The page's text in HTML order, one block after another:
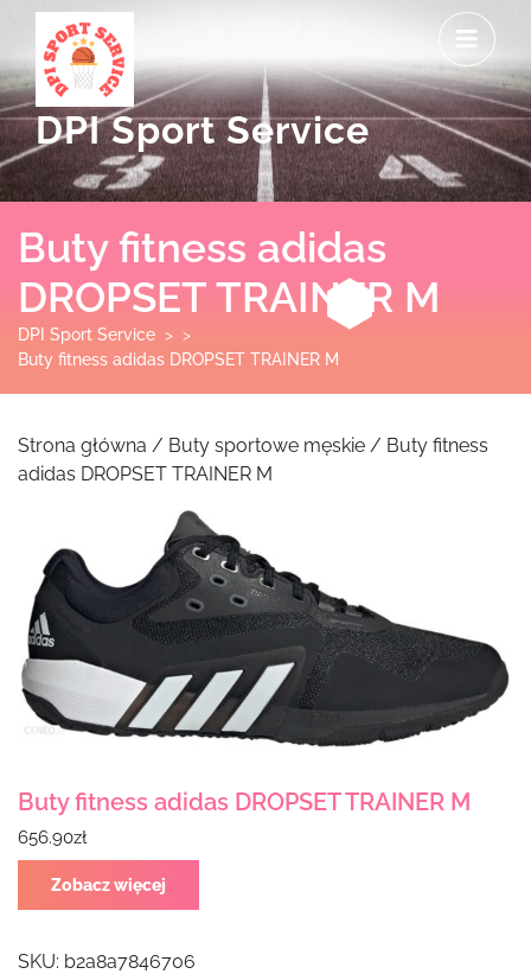
content
DPI Sport Service
Buty fitness adidas
DROPSET TRAINER M
DPI Sport Service > >
Buty fitness adidas DROPSET TRAINER M
Strona główna / Buty sportowe męskie / Buty fitness
adidas DROPSET TRAINER M
Buty fitness adidas DROPSET TRAINER M
656.90zł
Zobacz więcej
SKU: b2a8a7846706